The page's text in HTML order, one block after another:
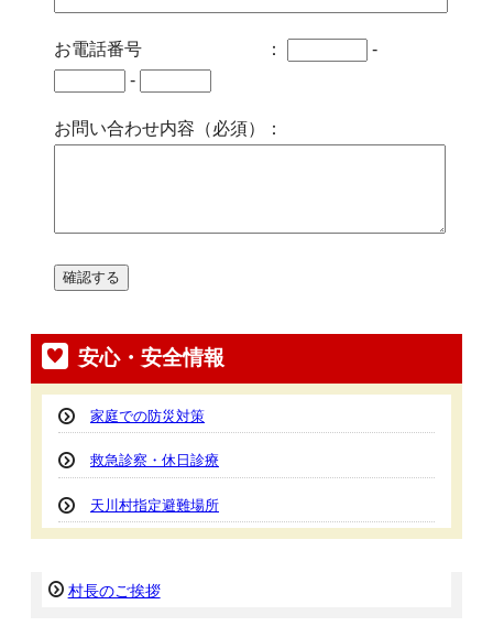
お電話番号 ：
-
-
お問い合わせ内容（必須）：
安心・安全情報
家庭での防災対策
救急診察・休日診療
天川村指定避難場所
村長のご挨拶